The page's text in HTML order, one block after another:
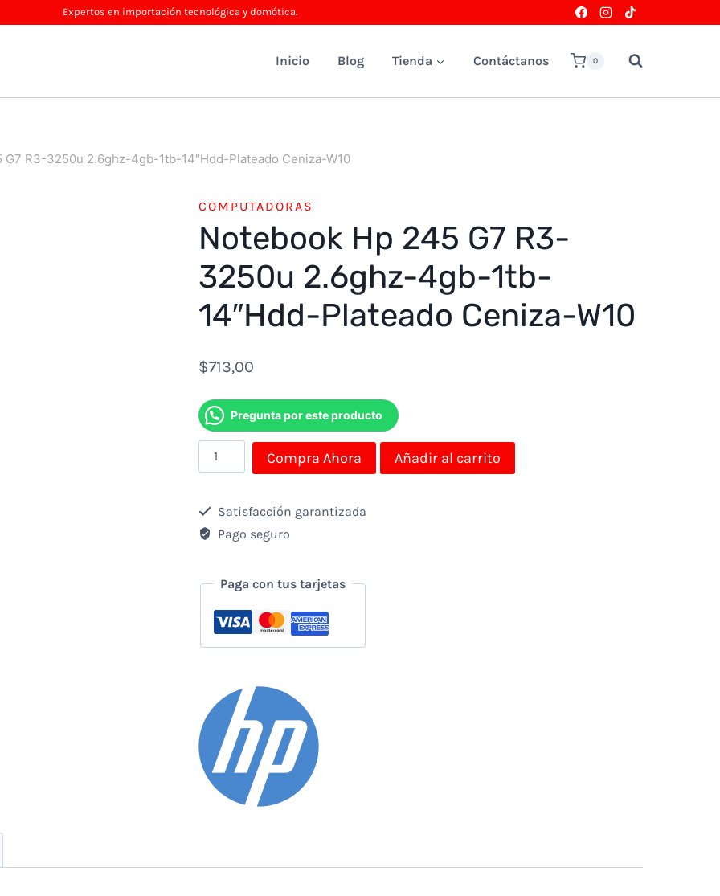
Expertos en importación tecnológica y domótica.
Inicio Blog Tienda Contáctanos 0
G7 R3-3250u 2.6ghz-4gb-1tb-14″Hdd-Plateado Ceniza-W10
COMPUTADORAS
Notebook Hp 245 G7 R3-
3250u 2.6ghz-4gb-1tb-
14″Hdd-Plateado Ceniza-W10
$713,00
Pregunta por este producto
Notebook
Hp
245
G7
3250u
4gb-
Plateado
Ceniza-
W10
cantidad
Compra Ahora Añadir al carrito
Satisfacción garantizada
Pago seguro
Paga con tus tarjetas